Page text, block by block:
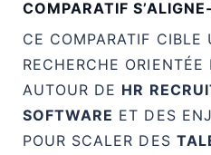
COMPARATIF
CE COMPARATIF CIBLE
RECHERCHE ORIENTÉE
AUTOUR DE HR
SOFTWARE ET DES
POUR SCALER DES